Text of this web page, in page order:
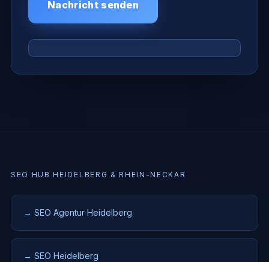
SEO HUB HEIDELBERG & RHEIN-NECKAR
→ SEO Agentur Heidelberg
→ SEO Heidelberg